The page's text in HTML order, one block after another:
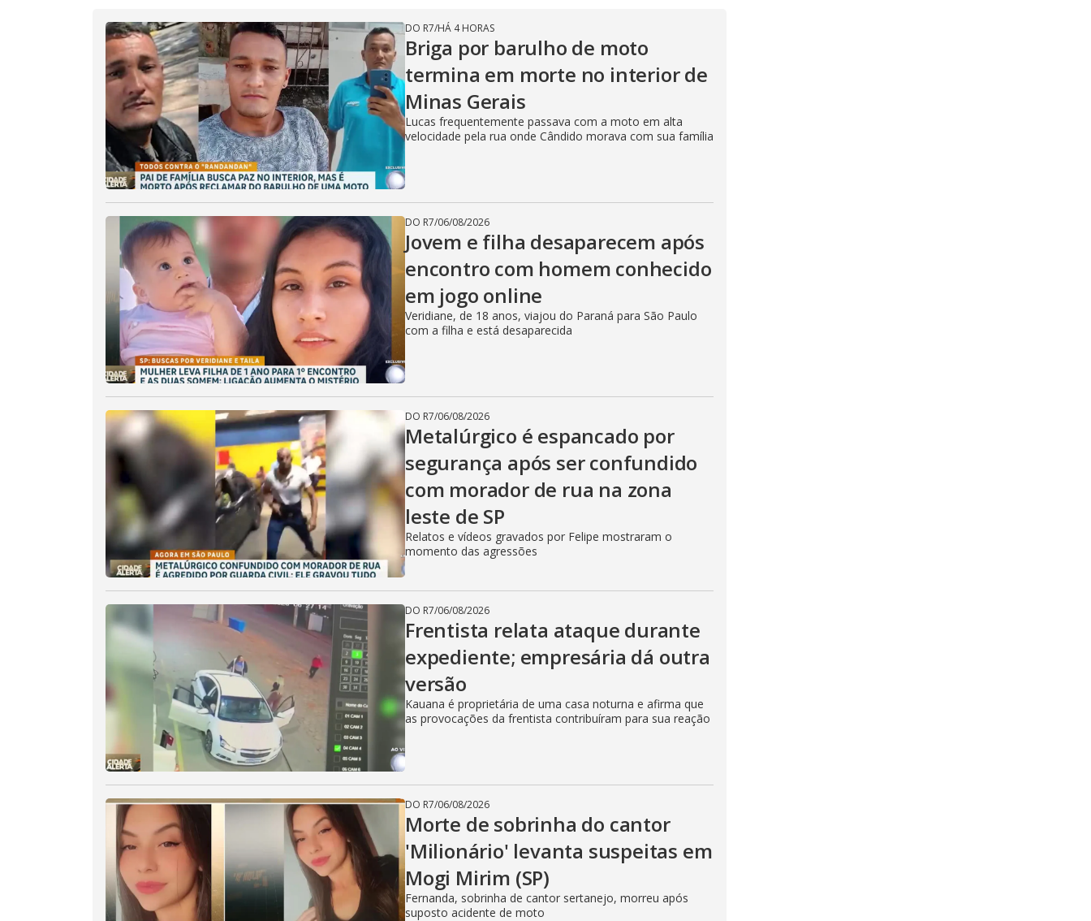
DO R7/HÁ 4 HORAS
Briga por barulho de moto
termina em morte no interior de
Minas Gerais
Lucas frequentemente passava com a moto em alta
velocidade pela rua onde Cândido morava com sua família
DO R7/06/08/2026
Jovem e filha desaparecem após
encontro com homem conhecido
em jogo online
Veridiane, de 18 anos, viajou do Paraná para São Paulo
com a filha e está desaparecida
DO R7/06/08/2026
Metalúrgico é espancado por
segurança após ser confundido
com morador de rua na zona
leste de SP
Relatos e vídeos gravados por Felipe mostraram o
momento das agressões
DO R7/06/08/2026
Frentista relata ataque durante
expediente; empresária dá outra
versão
Kauana é proprietária de uma casa noturna e afirma que
as provocações da frentista contribuíram para sua reação
DO R7/06/08/2026
Morte de sobrinha do cantor
'Milionário' levanta suspeitas em
Mogi Mirim (SP)
Fernanda, sobrinha de cantor sertanejo, morreu após
suposto acidente de moto